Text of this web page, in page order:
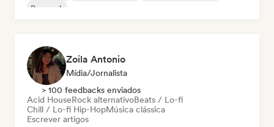
Pop rock
Zoila Antonio
Mídia/Jornalista
> 100 feedbacks enviados
Acid HouseRock alternativoBeats / Lo-fi
Chill / Lo-fi Hip-HopMúsica clássica
Escrever artigos